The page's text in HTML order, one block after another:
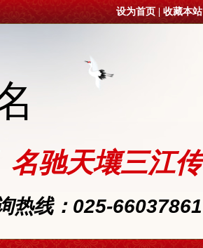
设为首页 收藏本站
驰天壤三江传
热线：025-66037861